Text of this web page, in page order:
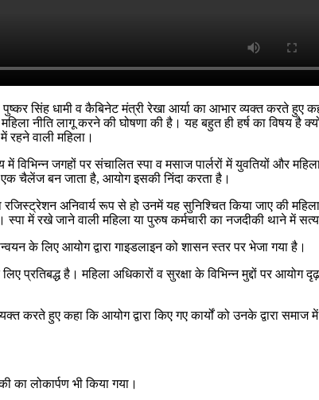
सिंह धामी व कैबिनेट मंत्री रेखा आर्या का आभार व्यक्त करते हुए
नीति लागू करने की घोषणा की है। यह बहुत ही हर्ष का विषय है
रहने वाली महिला।
विभिन्न जगहों पर संचालित स्पा व मसाज पार्लरों में युवतियों और
चैलेंज बन जाता है, आयोग इसकी निंदा करता है।
रजिस्ट्रेशन अनिवार्य रूप से हो उनमें यह सुनिश्चित किया जाए की
स्पा में रखे जाने वाली महिला या पुरुष कर्मचारी का नजदीकी थाने में
के लिए आयोग द्वारा गाइडलाइन को शासन स्तर पर भेजा गया है।
प्रतिबद्ध है। महिला अधिकारों व सुरक्षा के विभिन्न मुद्दों पर
करते हुए कहा कि आयोग द्वारा किए गए कार्यों को उनके द्वारा
का लोकार्पण भी किया गया।